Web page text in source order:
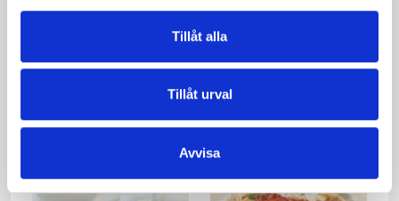
Tillåt alla
Tillåt urval
Avvisa
Pasta med kyckling och
Helstekt fläskfilé med